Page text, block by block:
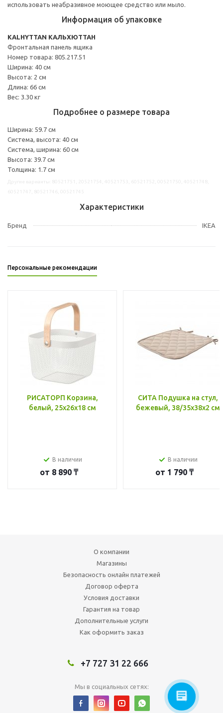
использовать неабразивное моющее средство или мыло.
Информация об упаковке
KALHYTTAN КАЛЬХЮТТАН
Фронтальная панель ящика
Номер товара: 805.217.51
Ширина: 40 см
Высота: 2 см
Длина: 66 см
Вес: 3.30 кг
Подробнее о размере товара
Ширина: 59.7 см
Система, высота: 40 см
Система, ширина: 60 см
Высота: 39.7 см
Толщина: 1.7 см
Характеристики
Бренд IKEA
Персональные рекомендации
РИСАТОРП Корзина,
белый, 25x26x18 см
В наличии
от 8 890 ₸
СИТА Подушка на стул,
бежевый, 38/35x38x2 см
В наличии
от 1 790 ₸
О компании
Магазины
Безопасность онлайн платежей
Договор оферта
Условия доставки
Гарантия на товар
Дополнительные услуги
Как оформить заказ
+7 727 31 22 666
Мы в социальных сетях: